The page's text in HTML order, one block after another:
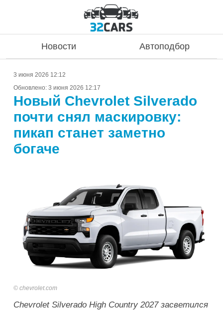
Новости Автоподбор
3 июня 2026 12:12
Обновлено: 3 июня 2026 12:17
Новый Chevrolet Silverado
почти снял маскировку:
пикап станет заметно
богаче
chevrolet.com
Chevrolet Silverado High Country 2027 засветился